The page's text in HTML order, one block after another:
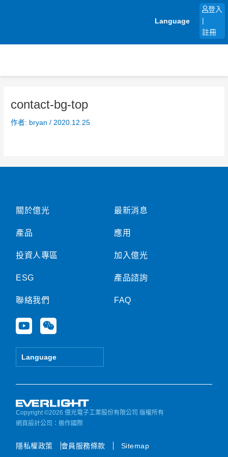
Language
登入
註冊
contact-bg-top
作者: bryan/ 2020.12.25
關於億光
產品
投資人專區
ESG
聯絡我們
Y
o
u
e
W
e
i
Language
最新消息
應用
加入億光
產品諮詢
FAQ
Copyright ©2026 億光電子工業股份有限公司 版權所有
網頁設計公司 ：振作國際
隱私權政策 會員服務條款 Sitemap